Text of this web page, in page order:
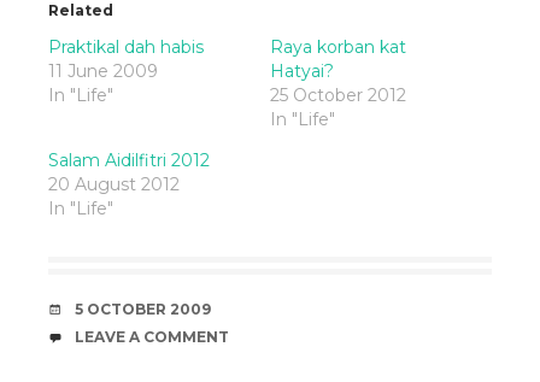
Related
Praktikal dah habis
11 June 2009
In "Life"
Raya korban kat
Hatyai?
25 October 2012
In "Life"
Salam Aidilfitri 2012
20 August 2012
In "Life"
DATE
5 OCTOBER 2009
COMMENTS
LEAVE A COMMENT